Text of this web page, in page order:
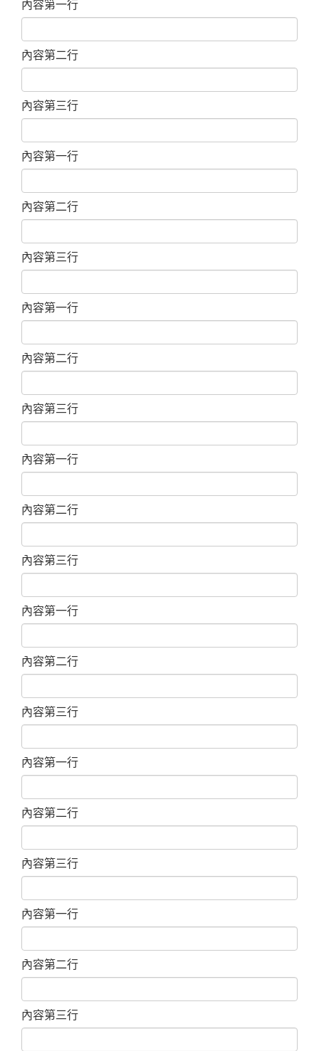
內容第一行
內容第二行
內容第三行
內容第一行
內容第二行
內容第三行
內容第一行
內容第二行
內容第三行
內容第一行
內容第二行
內容第三行
內容第一行
內容第二行
內容第三行
內容第一行
內容第二行
內容第三行
內容第一行
內容第二行
內容第三行